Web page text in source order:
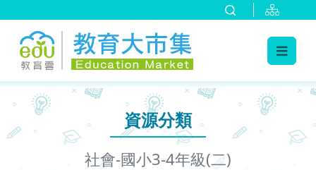
資源分類
社會-國小3-4年級(二)